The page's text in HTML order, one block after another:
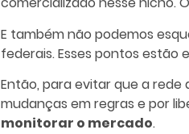
E também não podemos
federais. Esses pontos
Então, para evitar que a
mudanças em regras e por
monitorar o mercado.